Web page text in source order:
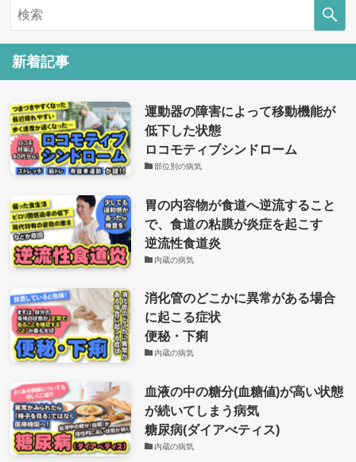
新着記事
運動器の障害によって移動機能が
低下した状態
ロコモティブシンドローム
部位別の病気
胃の内容物が食道へ逆流すること
で、食道の粘膜が炎症を起こす
逆流性食道炎
内蔵の病気
消化管のどこかに異常がある場合
に起こる症状
便秘・下痢
内蔵の病気
血液の中の糖分(血糖値)が高い状態
が続いてしまう病気
糖尿病(ダイアべティス)
内蔵の病気